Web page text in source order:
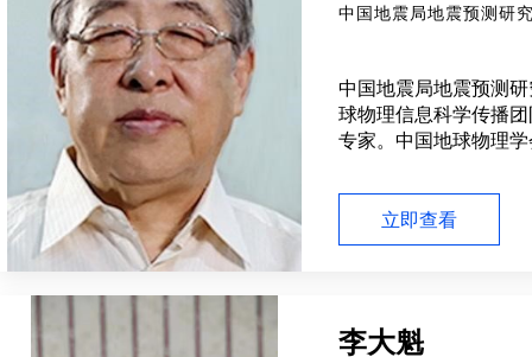
中国地震局地震预测研
中国地震局地震预测
球物理信息科学传播
专家。中国地球物理
技术委员会委员和中
员会委员。
立即查看
李大魁